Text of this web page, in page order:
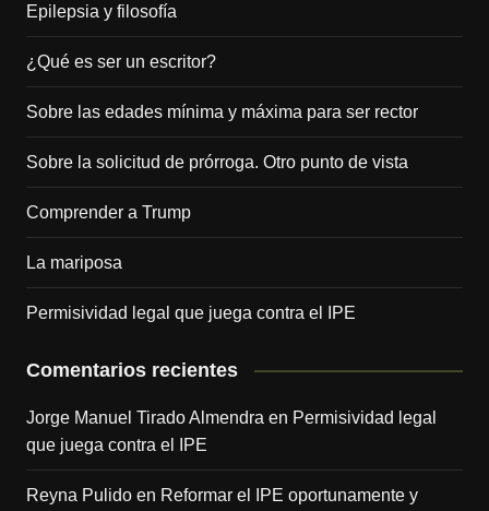
Epilepsia y filosofía
¿Qué es ser un escritor?
Sobre las edades mínima y máxima para ser rector
Sobre la solicitud de prórroga. Otro punto de vista
Comprender a Trump
La mariposa
Permisividad legal que juega contra el IPE
Comentarios recientes
Jorge Manuel Tirado Almendra en Permisividad legal
que juega contra el IPE
Reyna Pulidoen Reformar el IPE oportunamente y